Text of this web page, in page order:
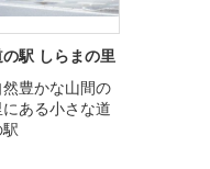
駅 しらまの里
然豊かな山間の
にある小さな道